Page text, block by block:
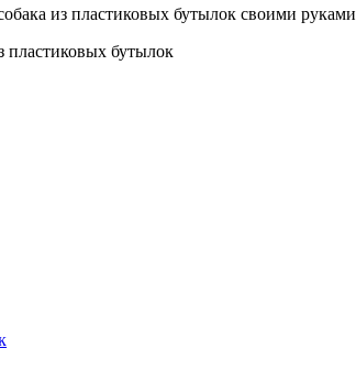
из пластиковых бутылок своими руками
пластиковых бутылок